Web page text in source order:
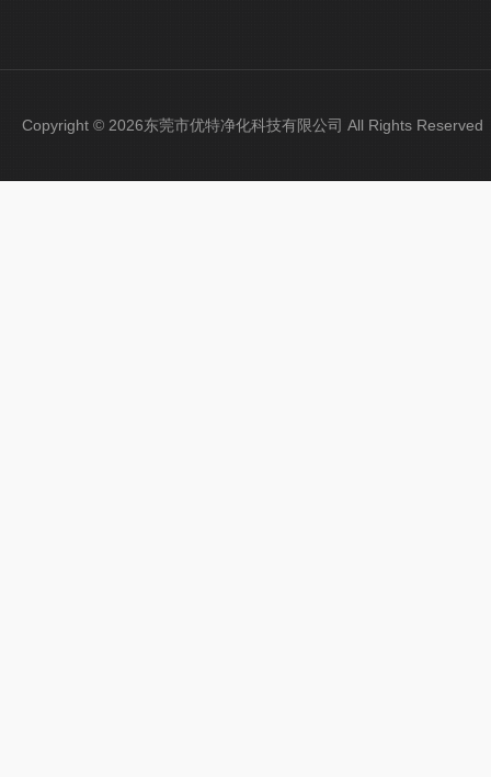
Copyright © 2026东莞市优特净化科技有限公司 All Rights